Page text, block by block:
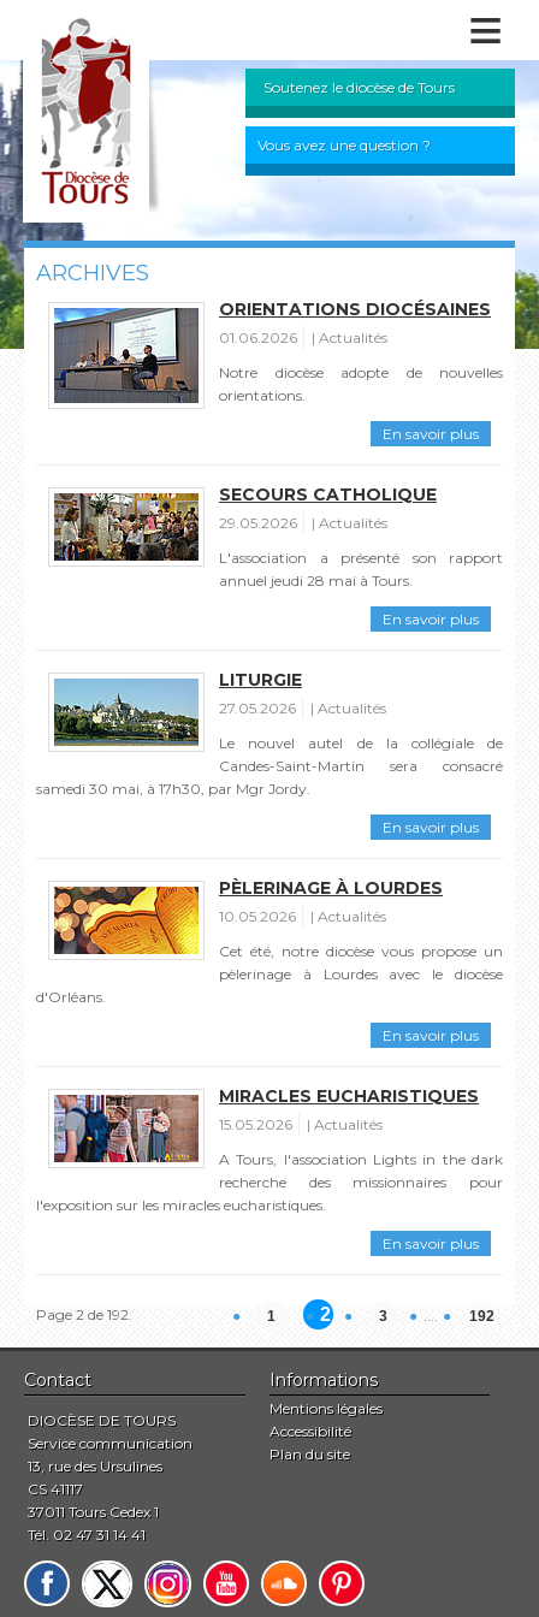
≡
Soutenez le diocèse de Tours
Vous avez une question ?
ARCHIVES
ORIENTATIONS DIOCÉSAINES
01.06.2026
Actualités
Notre diocèse adopte de nouvelles
orientations.
En savoir plus
SECOURS CATHOLIQUE
29.05.2026
Actualités
L'association a présenté son rapport
annuel jeudi 28 mai à Tours.
En savoir plus
LITURGIE
27.05.2026
Actualités
Le nouvel autel de la collégiale de
Candes-Saint-Martin sera consacré
samedi 30 mai, à 17h30, par Mgr Jordy.
En savoir plus
PÈLERINAGE À LOURDES
10.05.2026
Actualités
Cet été, notre diocèse vous propose un
pèlerinage à Lourdes avec le diocèse
d'Orléans.
En savoir plus
MIRACLES EUCHARISTIQUES
15.05.2026
Actualités
A Tours, l'association Lights in the dark
recherche des missionnaires pour
l'exposition sur les miracles eucharistiques.
En savoir plus
Page 2 de 192. 1 2 3 .... 192
Contact
DIOCÈSE DE TOURS
Service communication
13, rue des Ursulines
CS 41117
37011 Tours Cedex 1
Tél. 02 47 31 14 41
Informations
Mentions légales
Accessibilité
Plan du site